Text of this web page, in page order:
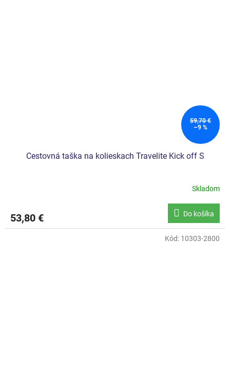
59,70 €
–9 %
Cestovná taška na kolieskach Travelite Kick off S
Skladom
53,80 € Do košíka
Kód: 10303-2800